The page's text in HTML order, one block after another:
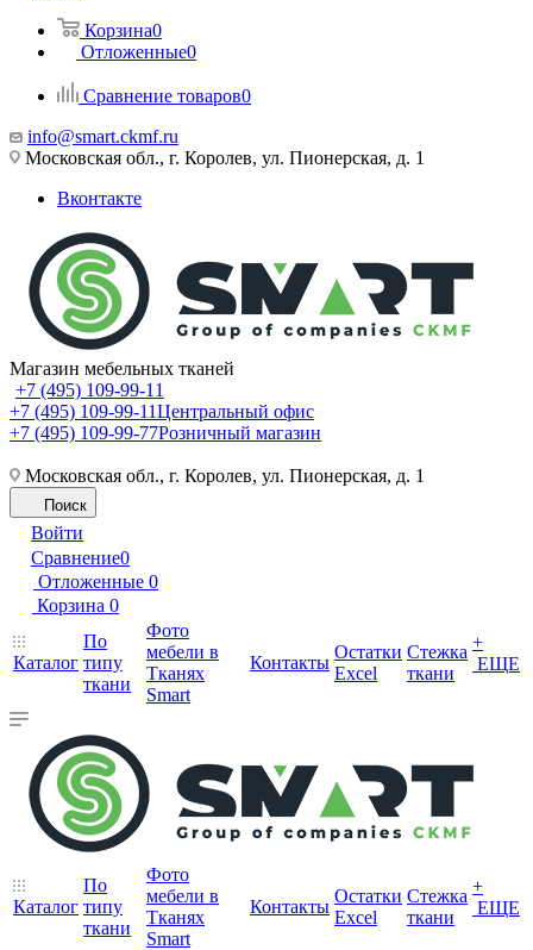
Корзина0
Отложенные0
Сравнение товаров0
info@smart.ckmf.ru
Московская обл., г. Королев, ул. Пионерская, д. 1
Вконтакте
Магазин мебельных тканей
+7 (495) 109-99-11
+7 (495) 109-99-11Центральный офис
+7 (495) 109-99-77Розничный магазин
Московская обл., г. Королев, ул. Пионерская, д. 1
Поиск
Войти
Сравнение0
Отложенные 0
Корзина 0
Каталог
По
типу
ткани
Фото
мебели в
Тканях
Smart
Контакты
Остатки
Excel
Стежка
ткани
+
ЕЩЕ
Каталог
По
типу
ткани
Фото
мебели в
Тканях
Smart
Контакты
Остатки
Excel
Стежка
ткани
+
ЕЩЕ